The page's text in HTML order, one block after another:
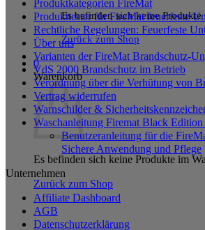
Es befinden sich keine
Zurück zum Shop
0
Warenkorb
Es befinden sich keine Produkte im
Zurück zum Shop
Produktkategorien FireMat
Produkttester für FireMat feuerfeste
Rechtliche Regelungen: Feuerfeste
Über uns
Varianten der FireMat Brandschutz-
VdS 2000 Brandschutz im Betrieb
Verordnung über die Verhütung von
Vertrag widerrufen
Warnschilder &
Waschanleitung Firemat Black
Benutzeranleitung für die
Sichere Anwendung und Pflege
Unternehmen
Affiliate Dashboard
AGB
Datenschutzerklärung